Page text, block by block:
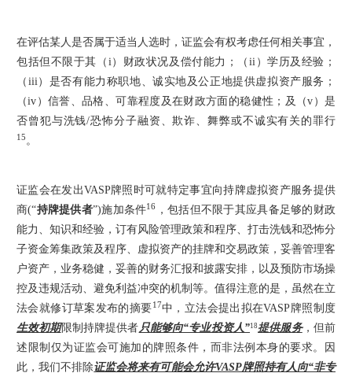
在评估某人是否属于适当人选时，证监会有权考虑任何相关事宜，
包括但不限于其（i）财政状况及偿付能力；（ii）学历及经验；
（iii）是否有能力称职地、诚实地及公正地提供虚拟资产服务；
（iv）信誉、品格、可靠程度及在财政方面的稳健性；及（v）是
否曾犯与洗钱/恐怖分子融资、欺诈、舞弊或不诚实有关的罪行
15。
证监会在发出VASP牌照时可就特定事宜向持牌虚拟资产服务提供
商(“持牌提供者”)施加条件16
，包括但不限于其应具备足够的财政
能力、知识和经验，订有风险管理政策和程序、打击洗钱和恐怖分
子资金筹集政策及程序、虚拟资产的挂牌和交易政策，妥善管理客
户资产，业务稳健，妥善的财务汇报和披露安排，以及预防市场操
控及违规活动、避免利益冲突的机制等。值得注意的是，虽然在立
法会就修订草案发布的摘要17中，立法会提出拟在VASP牌照制度
生效初期限制持牌提供者只能够向“专业投资人”18 提供服务，但前
述限制仅为证监会可施加的牌照条件，而非法例本身的要求。因
此，我们不排除证监会将来有可能会允许VASP牌照持有人向“非专